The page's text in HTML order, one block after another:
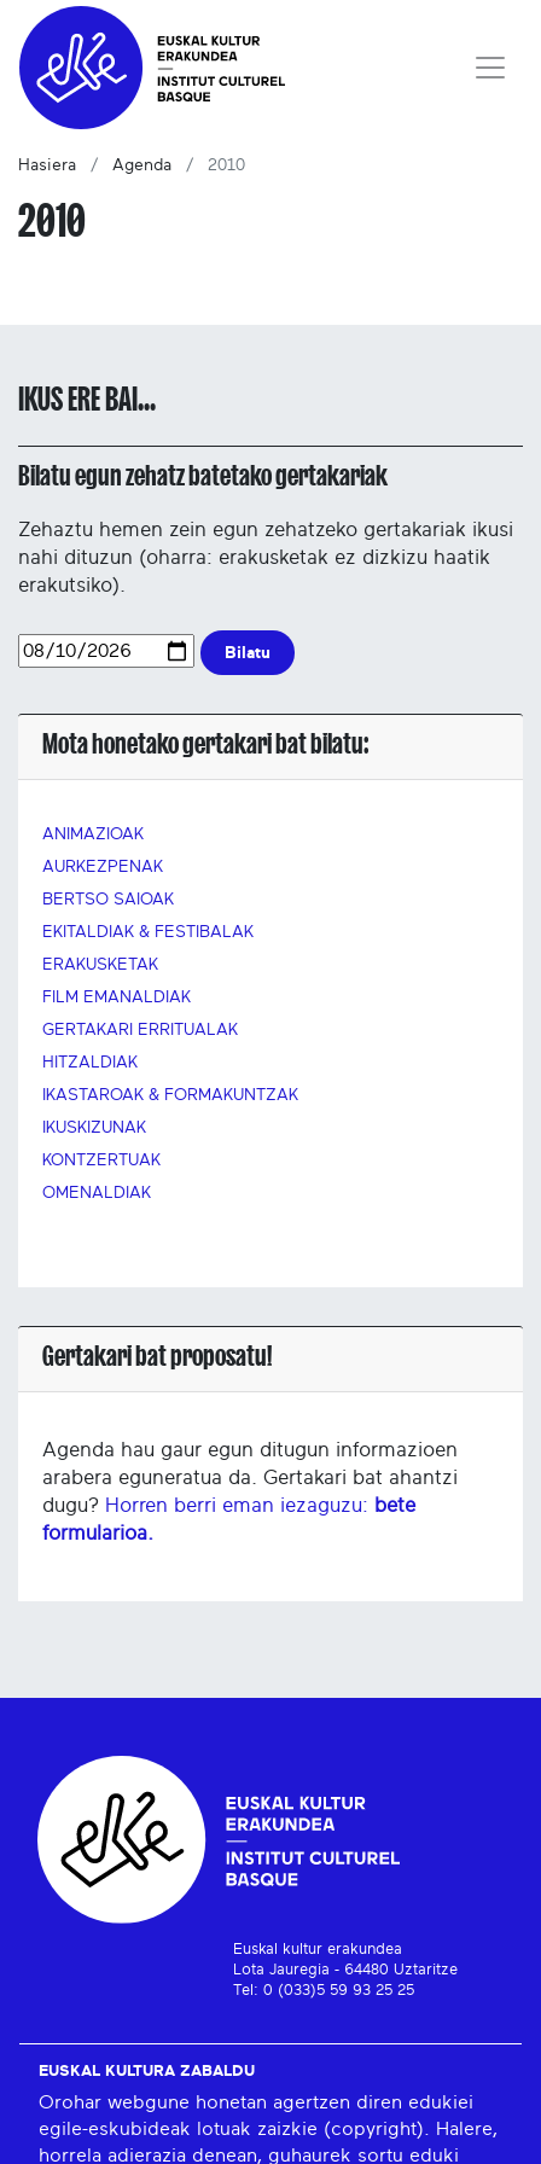
Hasiera Agenda 2010
2010
IKUS ERE BAI...
Bilatu egun zehatz batetako gertakariak
Zehaztu hemen zein egun zehatzeko gertakariak ikusi
nahi dituzun (oharra: erakusketak ez dizkizu haatik
erakutsiko).
Bilatu
Mota honetako gertakari bat bilatu:
ANIMAZIOAK
AURKEZPENAK
BERTSO SAIOAK
EKITALDIAK & FESTIBALAK
ERAKUSKETAK
FILM EMANALDIAK
GERTAKARI ERRITUALAK
HITZALDIAK
IKASTAROAK & FORMAKUNTZAK
IKUSKIZUNAK
KONTZERTUAK
OMENALDIAK
Gertakari bat proposatu!
Agenda hau gaur egun ditugun informazioen
arabera eguneratua da. Gertakari bat ahantzi
dugu? Horren berri eman iezaguzu: bete
formularioa.
Euskal kultur erakundea
Lota Jauregia - 64480 Uztaritze
Tel: 0 (033)5 59 93 25 25
EUSKAL KULTURA ZABALDU
Orohar webgune honetan agertzen diren edukiei
egile-eskubideak lotuak zaizkie (copyright). Halere,
horrela adierazia denean, guhaurek sortu eduki